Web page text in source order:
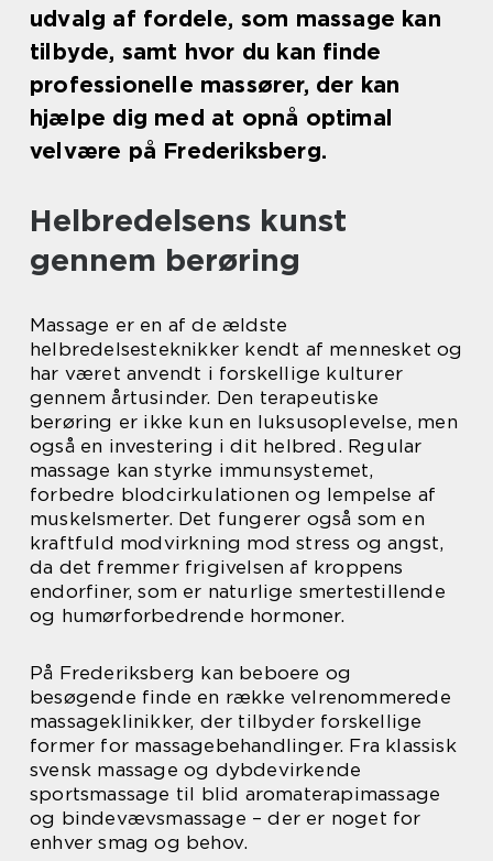
udvalg af fordele, som massage kan
tilbyde, samt hvor du kan finde
professionelle massører, der kan
hjælpe dig med at opnå optimal
velvære på Frederiksberg.
Helbredelsens kunst
gennem berøring
Massage er en af de ældste
helbredelsesteknikker kendt af mennesket og
har været anvendt i forskellige kulturer
gennem årtusinder. Den terapeutiske
berøring er ikke kun en luksusoplevelse, men
også en investering i dit helbred. Regular
massage kan styrke immunsystemet,
forbedre blodcirkulationen og lempelse af
muskelsmerter. Det fungerer også som en
kraftfuld modvirkning mod stress og angst,
da det fremmer frigivelsen af kroppens
endorfiner, som er naturlige smertestillende
og humørforbedrende hormoner.
På Frederiksberg kan beboere og
besøgende finde en række velrenommerede
massageklinikker, der tilbyder forskellige
former for massagebehandlinger. Fra klassisk
svensk massage og dybdevirkende
sportsmassage til blid aromaterapimassage
og bindevævsmassage – der er noget for
enhver smag og behov.